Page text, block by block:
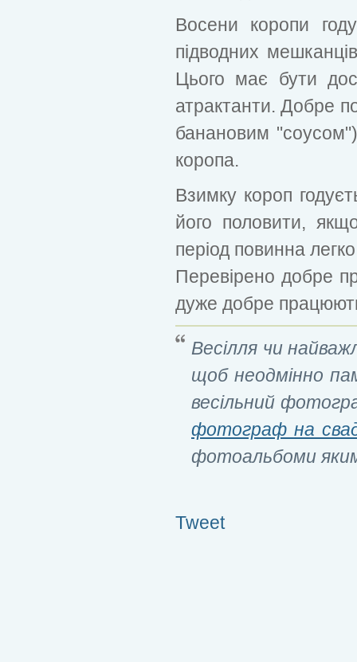
Восени коропи
підводних
Цього має бути
атрактанти. Добре
банановим
коропа.
Взимку короп
його половити,
період повинна
Перевірено добре
дуже добре
Весілля чи
щоб неодмінно
весільний
фотограф на
фотоальбоми
Tweet